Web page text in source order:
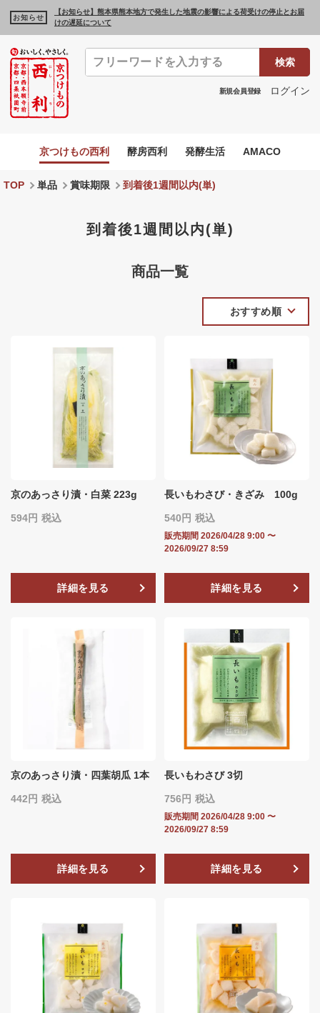
お知らせ
【お知らせ】熊本県熊本地方で発生した地震の影響による荷受けの停止とお届
けの遅延について
検索
新規会員登録 ログイン
京つけもの西利 酵房西利 発酵生活 AMACO
TOP 単品 賞味期限 到着後1週間以内(単)
到着後1週間以内(単)
商品一覧
おすすめ順
京のあっさり漬・白菜 223g
594 税込
詳細を見る
長いもわさび・きざみ 100g
540 税込
販売期間 2026/04/28 9:00 〜
2026/09/27 8:59
詳細を見る
京のあっさり漬・四葉胡瓜 1本
442 税込
詳細を見る
長いもわさび 3切
756 税込
販売期間 2026/04/28 9:00 〜
2026/09/27 8:59
詳細を見る